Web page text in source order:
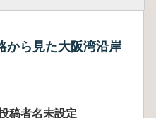
から見た大阪湾沿岸
稿者名未設定